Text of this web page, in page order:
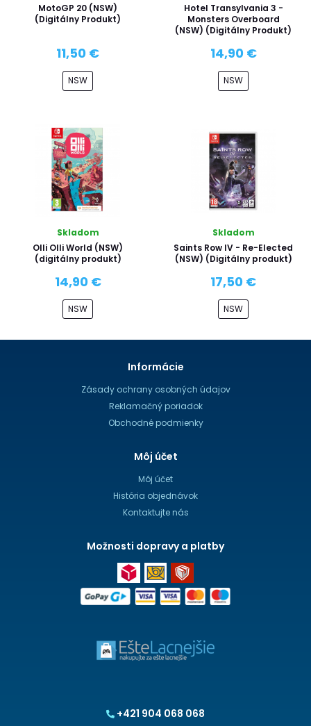
MotoGP 20 (NSW)
(Digitálny Produkt)
11,50 €
NSW
Hotel Transylvania 3 -
Monsters Overboard
(NSW) (Digitálny Produkt)
14,90 €
NSW
Skladom
Olli Olli World (NSW)
(digitálny produkt)
14,90 €
NSW
Skladom
Saints Row IV - Re-Elected
(NSW) (Digitálny produkt)
17,50 €
NSW
+421 904 068 068
Informácie
Zásady ochrany osobných údajov
Reklamačný poriadok
Obchodné podmienky
Môj účet
Môj účet
História objednávok
Kontaktujte nás
Možnosti dopravy a platby